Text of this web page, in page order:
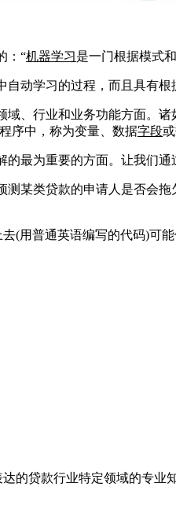
：“机器学习是一门根据模式
自动学习的过程，而且具有根
域、行业和业务功能方面。诸
序中，称为变量、数据字段
的最为重要的方面。让我们通
某类贷款的申请人是否会
(用普通英语编写的代码)可能
的贷款行业特定领域的专